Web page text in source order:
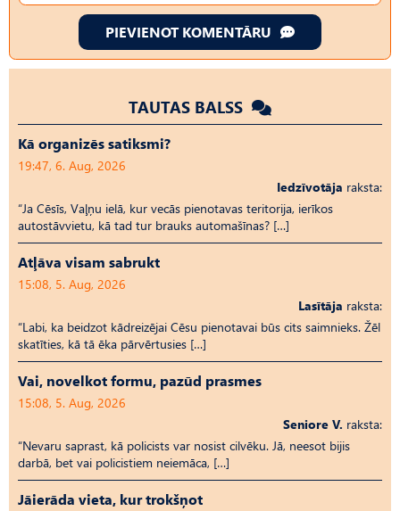
PIEVIENOT KOMENTĀRU
TAUTAS BALSS
Kā organizēs satiksmi?
19:47, 6. Aug, 2026
Iedzīvotāja raksta:
“Ja Cēsīs, Vaļņu ielā, kur vecās pienotavas teritorija, ierīkos
autostāvvietu, kā tad tur brauks automašīnas? […]
Atļāva visam sabrukt
15:08, 5. Aug, 2026
Lasītāja raksta:
“Labi, ka beidzot kādreizējai Cēsu pienotavai būs cits saimnieks. Žēl
skatīties, kā tā ēka pārvērtusies […]
Vai, novelkot formu, pazūd prasmes
15:08, 5. Aug, 2026
Seniore V. raksta:
“Nevaru saprast, kā policists var nosist cilvēku. Jā, neesot bijis
darbā, bet vai policistiem neiemāca, […]
Jāierāda vieta, kur trokšņot